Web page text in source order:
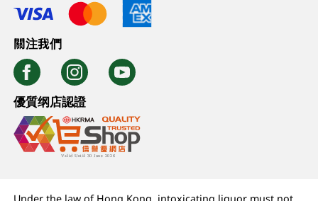
關注我們
優質纲店認證
Under the law of Hong Kong, intoxicating liquor must not